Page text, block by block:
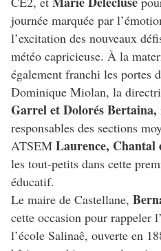
journée marquée par
l’excitation des nouveaux
météo capricieuse. À la
également franchi les portes
Dominique Miolan, la
Garrel et Dolorés Bertaina,
responsables des sections
ATSEM Laurence, Chantal
les tout-petits dans cette
éducatif.
Le maire de Castellane,
cette occasion pour rappeler
l’école Salinaê, ouverte en